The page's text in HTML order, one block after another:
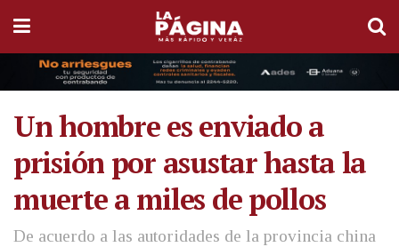
Un hombre es enviado a
prisión por asustar hasta la
muerte a miles de pollos
De acuerdo a las autoridades de la provincia china